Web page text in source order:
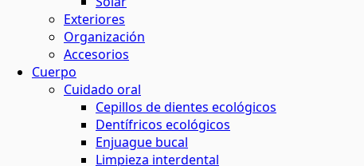
Exteriores
Organización
Accesorios
Cuerpo
Cuidado oral
Cepillos de dientes ecológicos
Dentífricos ecológicos
Enjuague bucal
Limpieza interdental